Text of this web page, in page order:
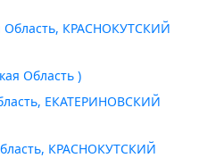
Область, КРАСНОКУТСКИЙ
Область )
ЕКАТЕРИНОВСКИЙ
КРАСНОКУТСКИЙ